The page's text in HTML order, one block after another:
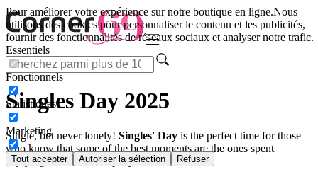
Pour améliorer votre expérience sur notre boutique en ligne.Nous
utilisons des cookies pour personnaliser le contenu et les publicités,
fournir des fonctionnalités de réseaux sociaux et analyser notre trafic.
Essentiels
Fonctionnels
Statistiques
Marketing
Tout accepter Autoriser la sélection Refuser
Singles Day 2025
Single, but never lonely! Singles' Day is the perfect time for those
who know that some of the best moments are the ones spent
enjoying their own company.